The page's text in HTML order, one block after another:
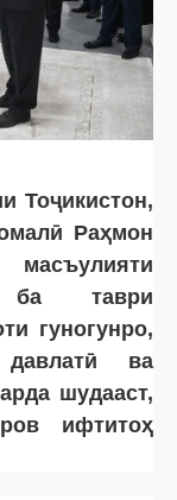
Тоҷикистон,
Раҳмон
ба таври
гуногунро,
ва
шудааст,
ифтитоҳ